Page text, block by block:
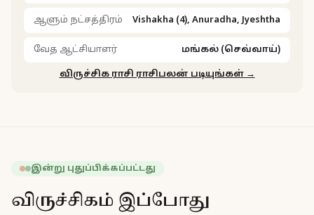
ஆளும் நட்சத்திரம் Vishakha (4), Anuradha, Jyeshtha
வேத ஆட்சியாளர் மங்கல் (செவ்வாய்)
விருச்சிக ராசி ராசிபலன் படியுங்கள் →
இன்று புதுப்பிக்கப்பட்டது
விருச்சிகம் இப்போது